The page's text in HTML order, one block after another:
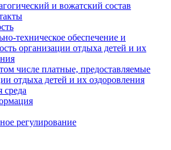
и вожатский состав
техническое обеспечение и
организации отдыха детей и их
числе платные, предоставляемые
отдыха детей и их оздоровления
среда
регулирование